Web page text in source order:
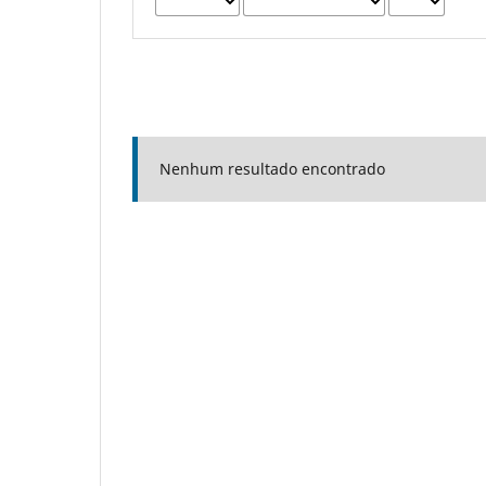
Nenhum resultado encontrado